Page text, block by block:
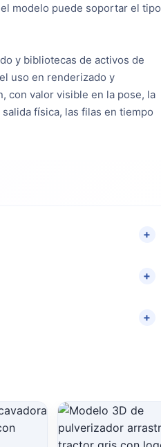
modelo puede soportar el tipo
y bibliotecas de activos de
uso en renderizado y
con valor visible en la pose, la
física, las filas en tiempo